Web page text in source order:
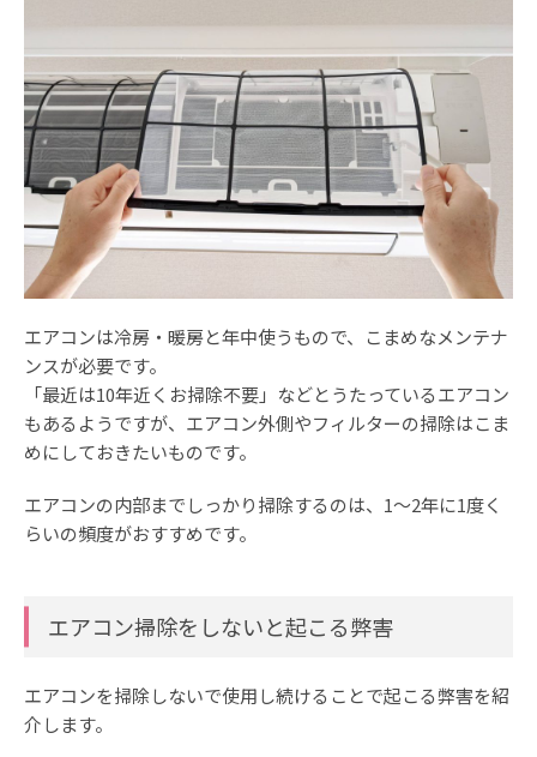
エアコンは冷房・暖房と年中使うもので、こまめなメンテナ
ンスが必要です。
「最近は10年近くお掃除不要」などとうたっているエアコン
もあるようですが、エアコン外側やフィルターの掃除はこま
めにしておきたいものです。
エアコンの内部までしっかり掃除するのは、1～2年に1度く
らいの頻度がおすすめです。
エアコン掃除をしないと起こる弊害
エアコンを掃除しないで使用し続けることで起こる弊害を紹
介します。